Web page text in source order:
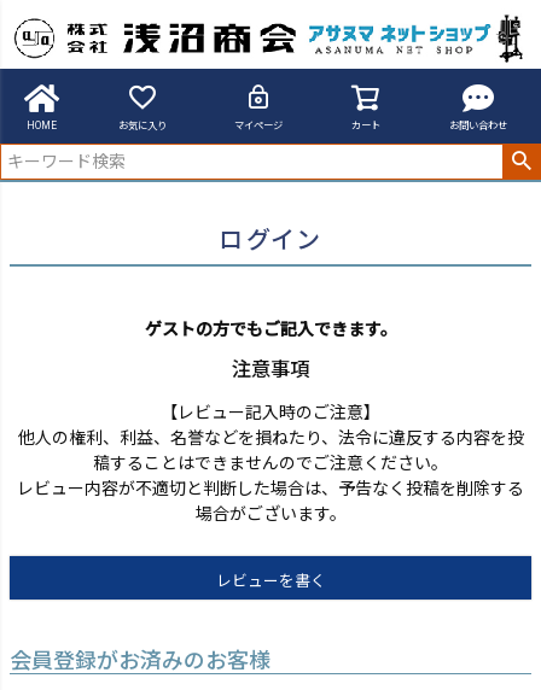
HOME お気に入り マイページ カート お問い合わせ
アサヌマネットショップ
ログイン
ゲストの方でもご記入できます。
注意事項
【レビュー記入時のご注意】
他人の権利、利益、名誉などを損ねたり、法令に違反する内容を投
稿することはできませんのでご注意ください。
レビュー内容が不適切と判断した場合は、予告なく投稿を削除する
場合がございます。
レビューを書く
会員登録がお済みのお客様